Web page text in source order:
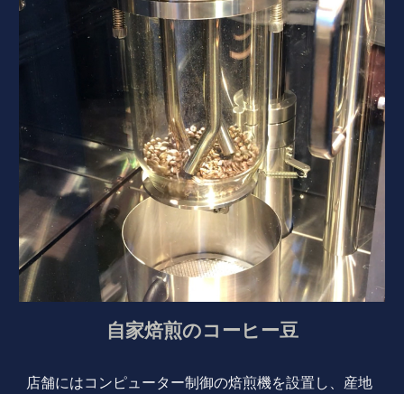
自家焙煎のコーヒー豆
店舗にはコンピューター制御の焙煎機を設置し、産地